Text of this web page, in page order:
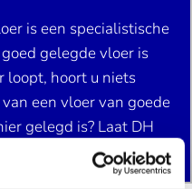
is een specialistische
gelegde vloer is
loopt, hoort u niets
een vloer van goede
gelegd is? Laat DH